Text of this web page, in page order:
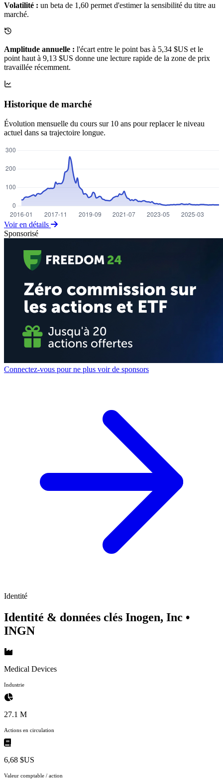
Volatilité : un beta de 1,60 permet d'estimer la sensibilité du titre au
marché.
Amplitude annuelle : l'écart entre le point bas à 5,34 $US et le
point haut à 9,13 $US donne une lecture rapide de la zone de prix
travaillée récemment.
Historique de marché
Évolution mensuelle du cours sur 10 ans pour replacer le niveau
actuel dans sa trajectoire longue.
Voir en détails
Sponsorisé
Connectez-vous pour ne plus voir de sponsors
Identité
Identité & données clés Inogen, Inc •
INGN
Medical Devices
Industrie
27.1 M
Actions en circulation
6,68 $US
Valeur comptable / action